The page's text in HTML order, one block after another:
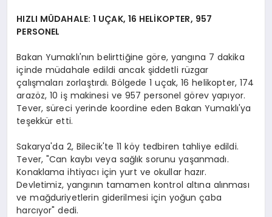
HIZLI MÜDAHALE: 1 UÇAK, 16 HELİKOPTER, 957
PERSONEL
Bakan Yumaklı'nın belirttiğine göre, yangına 7 dakika
içinde müdahale edildi ancak şiddetli rüzgar
çalışmaları zorlaştırdı. Bölgede 1 uçak, 16 helikopter, 174
arazöz, 10 iş makinesi ve 957 personel görev yapıyor.
Tever, süreci yerinde koordine eden Bakan Yumaklı'ya
teşekkür etti.
Sakarya'da 2, Bilecik'te 11 köy tedbiren tahliye edildi.
Tever, "Can kaybı veya sağlık sorunu yaşanmadı.
Konaklama ihtiyacı için yurt ve okullar hazır.
Devletimiz, yangının tamamen kontrol altına alınması
ve mağduriyetlerin giderilmesi için yoğun çaba
harcıyor" dedi.